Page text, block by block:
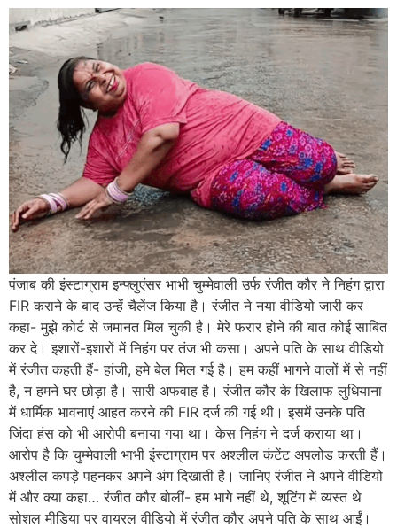
पंजाब की इंस्टाग्राम इन्फ्लुएंसर भाभी चुम्मेवाली उर्फ रंजीत कौर ने निहंग द्वारा
FIR कराने के बाद उन्हें चैलेंज किया है। रंजीत ने नया वीडियो जारी कर
कहा- मुझे कोर्ट से जमानत मिल चुकी है। मेरे फरार होने की बात कोई साबित
कर दे। इशारों-इशारों में निहंग पर तंज भी कसा। अपने पति के साथ वीडियो
में रंजीत कहती हैं- हांजी, हमे बेल मिल गई है। हम कहीं भागने वालों में से नहीं
है, न हमने घर छोड़ा है। सारी अफवाह है। रंजीत कौर के खिलाफ लुधियाना
में धार्मिक भावनाएं आहत करने की FIR दर्ज की गई थी। इसमें उनके पति
जिंदा हंस को भी आरोपी बनाया गया था। केस निहंग ने दर्ज कराया था।
आरोप है कि चुम्मेवाली भाभी इंस्टाग्राम पर अश्लील कंटेंट अपलोड करती हैं।
अश्लील कपड़े पहनकर अपने अंग दिखाती है। जानिए रंजीत ने अपने वीडियो
में और क्या कहा… रंजीत कौर बोलीं- हम भागे नहीं थे, शूटिंग में व्यस्त थे
सोशल मीडिया पर वायरल वीडियो में रंजीत कौर अपने पति के साथ आईं।